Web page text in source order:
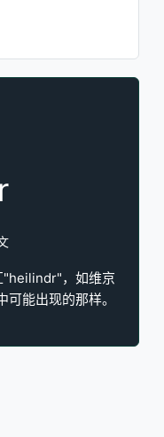
"heilindr"，如维京
能出现的那样。